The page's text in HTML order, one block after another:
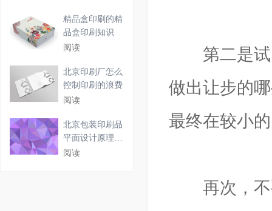
第二是试
做出让步的
最终在较小
再次，不
精品盒印刷的精
品盒印刷知识
阅读
北京印刷厂怎么
控制印刷的浪费
阅读
北京包装印刷品
平面设计原理及
要点
阅读